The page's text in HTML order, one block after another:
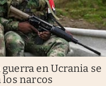
guerra en Ucrania se
los narcos